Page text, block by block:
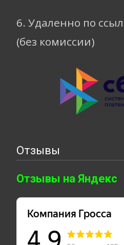
6. Удаленно по
(без комиссии)
Отзывы
Отзывы на Яндекс